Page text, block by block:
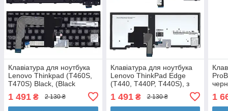
Клавіатура для ноутбука
Lenovo Thinkpad (T460S,
T470S) Black, (Black
1 491 ₴ 2 130 ₴
Клавіатура для ноутбука
Lenovo ThinkPad Edge
(T440, T440P, T440S), з
покажчиком (Point Stick)
Black, Black Frame, RU
1 491₴ 2 130 ₴ 1